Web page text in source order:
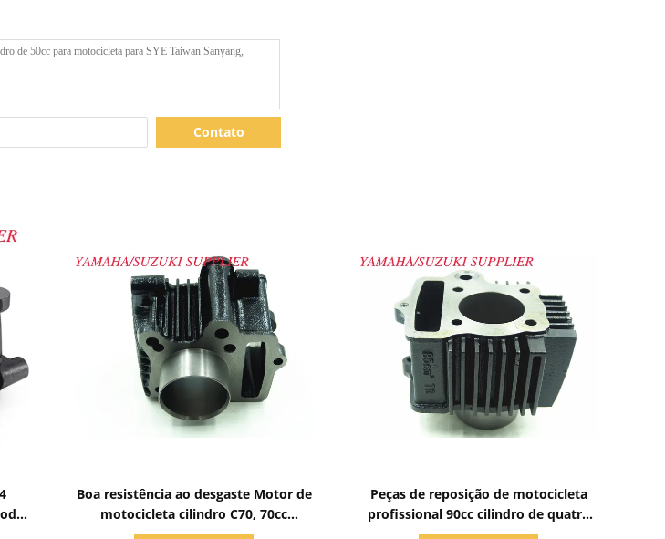
Contato
Boa resistência ao desgaste Motor de
motocicleta cilindro C70, 70cc
Deslocamento
Peças de reposição de motocicleta
profissional 90cc cilindro de quatro
tempos para motor Dayang